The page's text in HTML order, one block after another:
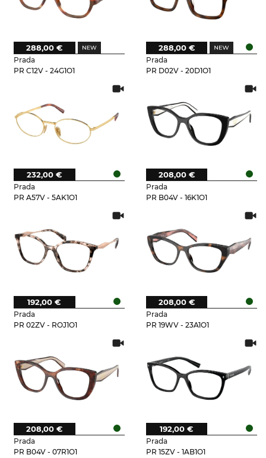
Prada
PR C12V - 24G1O1
288,00 €
Prada
PR D02V - 20D1O1
288,00 €
Prada
PR A57V - 5AK1O1
232,00 €
Prada
PR B04V - 16K1O1
208,00 €
Prada
PR 02ZV - ROJ1O1
192,00 €
Prada
PR 19WV - 23A1O1
208,00 €
Prada
PR B04V - 07R1O1
208,00 €
Prada
PR 15ZV - 1AB1O1
192,00 €